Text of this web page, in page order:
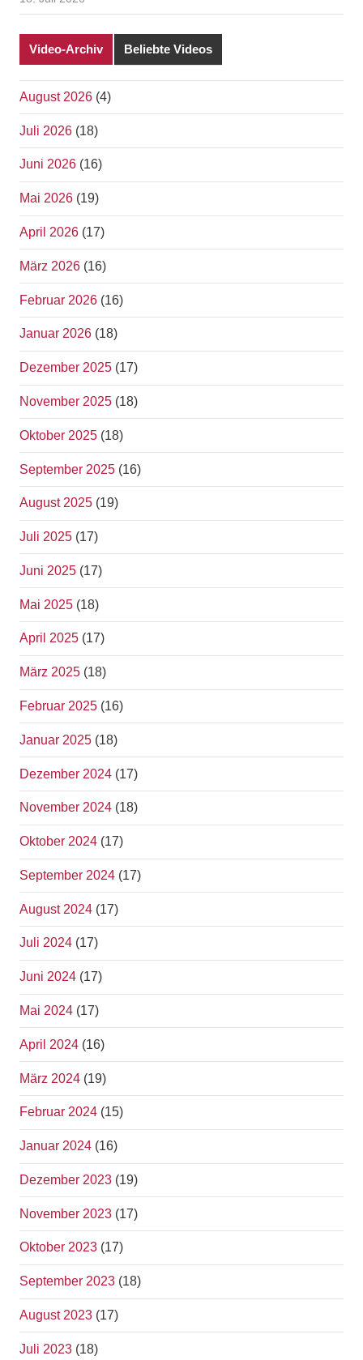
Video-Archiv Beliebte Videos
August 2026 (4)
Juli 2026 (18)
Juni 2026 (16)
Mai 2026 (19)
April 2026 (17)
März 2026 (16)
Februar 2026 (16)
Januar 2026 (18)
Dezember 2025 (17)
November 2025 (18)
Oktober 2025 (18)
September 2025 (16)
August 2025 (19)
Juli 2025 (17)
Juni 2025 (17)
Mai 2025 (18)
April 2025 (17)
März 2025 (18)
Februar 2025 (16)
Januar 2025 (18)
Dezember 2024 (17)
November 2024 (18)
Oktober 2024 (17)
September 2024 (17)
August 2024 (17)
Juli 2024 (17)
Juni 2024 (17)
Mai 2024 (17)
April 2024 (16)
März 2024 (19)
Februar 2024 (15)
Januar 2024 (16)
Dezember 2023 (19)
November 2023 (17)
Oktober 2023 (17)
September 2023 (18)
August 2023 (17)
Juli 2023 (18)